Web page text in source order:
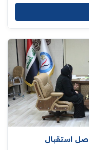
استقبال